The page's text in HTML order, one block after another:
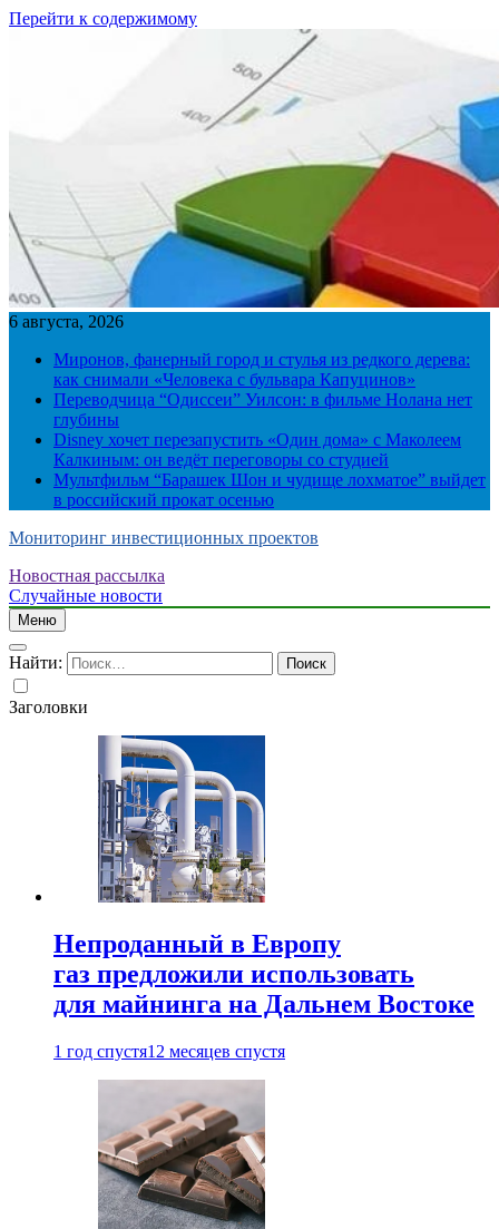
Перейти к содержимому
6 августа, 2026
Миронов, фанерный город и стулья из редкого дерева:
как снимали «Человека с бульвара Капуцинов»
Переводчица “Одиссеи” Уилсон: в фильме Нолана нет
глубины
Disney хочет перезапустить «Один дома» с Маколеем
Калкиным: он ведёт переговоры со студией
Мультфильм “Барашек Шон и чудище лохматое” выйдет
в российский прокат осенью
Мониторинг инвестиционных проектов
Новостная рассылка
Случайные новости
Меню
Найти:
Заголовки
Непроданный в Европу
газ предложили использовать
для майнинга на Дальнем Востоке
1 год спустя12 месяцев спустя